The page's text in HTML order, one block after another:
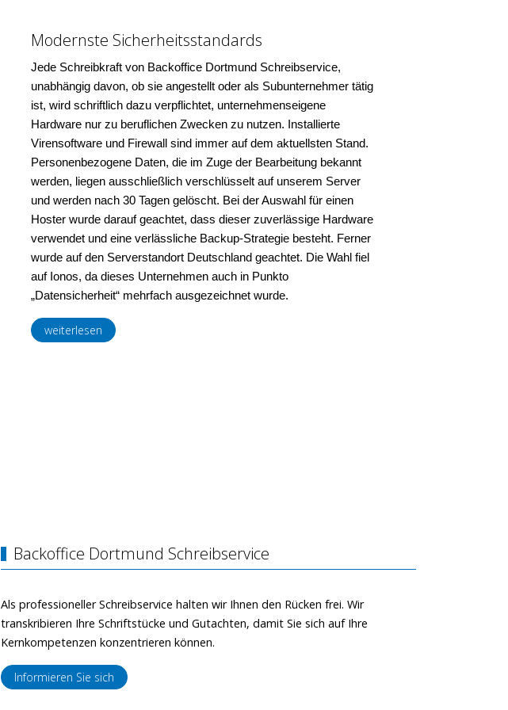
Modernste Sicherheitsstandards
Jede Schreibkraft von Backoffice Dortmund Schreibservice,
unabhängig davon, ob sie angestellt oder als Subunternehmer tätig
ist, wird schriftlich dazu verpflichtet, unternehmenseigene
Hardware nur zu beruflichen Zwecken zu nutzen. Installierte
Virensoftware und Firewall sind immer auf dem aktuellsten Stand.
Personenbezogene Daten, die im Zuge der Bearbeitung bekannt
werden, liegen ausschließlich verschlüsselt auf unserem Server
und werden nach 30 Tagen gelöscht. Bei der Auswahl für einen
Hoster wurde darauf geachtet, dass dieser zuverlässige Hardware
verwendet und eine verlässliche Backup-Strategie besteht. Ferner
wurde auf den Serverstandort Deutschland geachtet. Die Wahl fiel
auf Ionos, da dieses Unternehmen auch in Punkto
„Datensicherheit“ mehrfach ausgezeichnet wurde.
weiterlesen
Backoffice Dortmund Schreibservice
Als professioneller Schreibservice halten wir Ihnen den Rücken frei. Wir
transkribieren Ihre Schriftstücke und Gutachten, damit Sie sich auf Ihre
Kernkompetenzen konzentrieren können.
Informieren Sie sich